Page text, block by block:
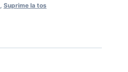
Suprime la tos